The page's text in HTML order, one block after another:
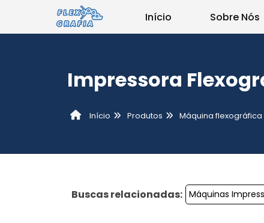
Início Sobre Nós
Impressora
Início Produtos Máquina flexográfica
Buscas relacionadas: Máquinas